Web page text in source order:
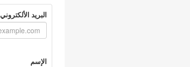
البريد الألكتروني
الإسم